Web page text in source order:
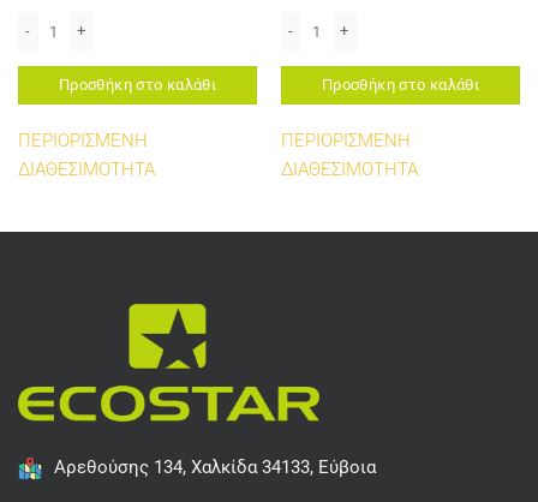
Προσθήκη στο καλάθι
ΠΕΡΙΟΡΙΣΜΕΝΗ
ΔΙΑΘΕΣΙΜΟΤΗΤΑ
Προσθήκη στο καλάθι
ΠΕΡΙΟΡΙΣΜΕΝΗ
ΔΙΑΘΕΣΙΜΟΤΗΤΑ
Αρεθούσης 134, Χαλκίδα 34133, Εύβοια